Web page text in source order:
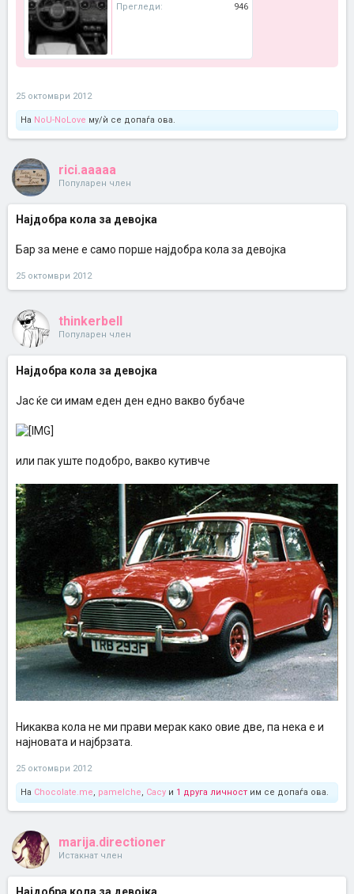
Прегледи:
946
25 октомври 2012
На NoU-NoLove му/ѝ се допаѓа ова.
rici.aaaaa
Популарен член
Најдобра кола за девојка
Бар за мене е само порше најдобра кола за девојка
25 октомври 2012
thinkerbell
Популарен член
Најдобра кола за девојка
Јас ќе си имам еден ден едно вакво бубаче
или пак уште подобро, вакво кутивче
Никаква кола не ми прави мерак како овие две, па нека е и
најновата и најбрзата.
25 октомври 2012
На Chocolate.me, pamelche, Cacy и 1 друга личност им се допаѓа ова.
marija.directioner
Истакнат член